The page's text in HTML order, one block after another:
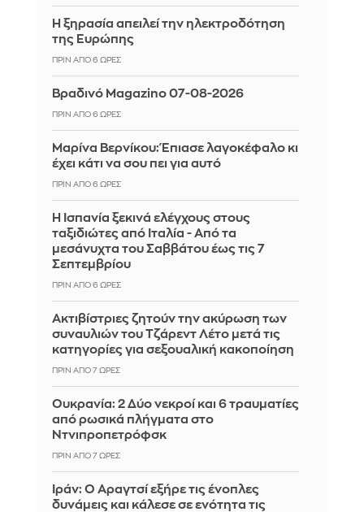
Η ξηρασία απειλεί την ηλεκτροδότηση
της Ευρώπης
ΠΡΙΝ ΑΠΌ 6 ΏΡΕΣ
Βραδινό Magazino 07-08-2026
ΠΡΙΝ ΑΠΌ 6 ΏΡΕΣ
Μαρίνα Βερνίκου: Έπιασε λαγοκέφαλο κι
έχει κάτι να σου πει για αυτό
ΠΡΙΝ ΑΠΌ 6 ΏΡΕΣ
Η Ισπανία ξεκινά ελέγχους στους
ταξιδιώτες από Ιταλία - Από τα
μεσάνυχτα του Σαββάτου έως τις 7
Σεπτεμβρίου
ΠΡΙΝ ΑΠΌ 6 ΏΡΕΣ
Ακτιβίστριες ζητούν την ακύρωση των
συναυλιών του Τζάρεντ Λέτο μετά τις
κατηγορίες για σεξουαλική κακοποίηση
ΠΡΙΝ ΑΠΌ 7 ΏΡΕΣ
Ουκρανία: 2 Δύο νεκροί και 6 τραυματίες
από ρωσικά πλήγματα στο
Ντνιπροπετρόφσκ
ΠΡΙΝ ΑΠΌ 7 ΏΡΕΣ
Ιράν: Ο Αραγτσί εξήρε τις ένοπλες
δυνάμεις και κάλεσε σε ενότητα τις